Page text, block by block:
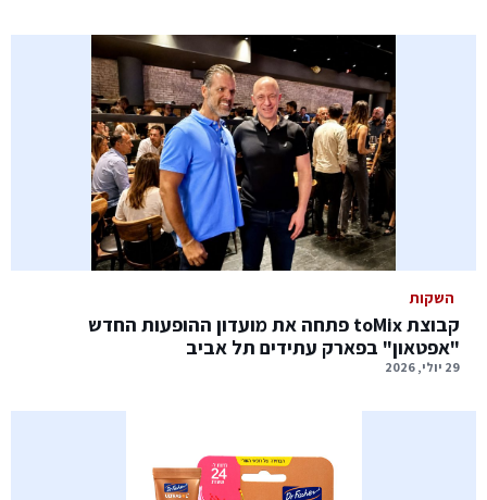
השקות
קבוצת toMix פתחה את מועדון ההופעות החדש
"אפטאון" בפארק עתידים תל אביב
29 יולי, 2026